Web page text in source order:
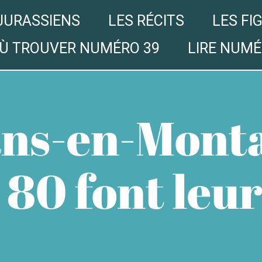
LES RÉCITS LES
TROUVER NUMÉRO 39 LIRE
en-
80 font